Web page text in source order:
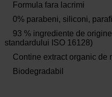
Formula fara lacrimi
0% parabeni, siliconi,
93 % ingrediente de
standardului ISO 16128)
Contine extract organic de
Biodegradabil